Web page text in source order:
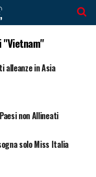
alleanze in Asia
non Allineati
solo Miss Italia